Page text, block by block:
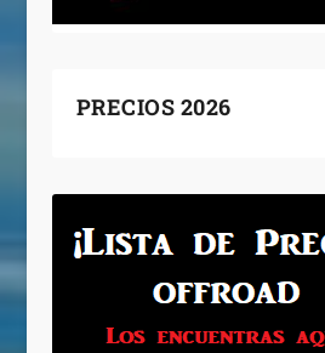
PRECIOS 2026